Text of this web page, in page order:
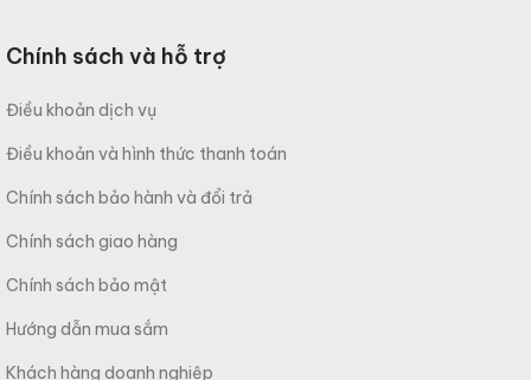
Chính sách và hỗ trợ
Điều khoản dịch vụ
Điều khoản và hình thức thanh toán
Chính sách bảo hành và đổi trả
Chính sách giao hàng
Chính sách bảo mật
Hướng dẫn mua sắm
Khách hàng doanh nghiệp